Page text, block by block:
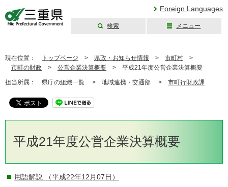
Foreign Languages
検索 メニュー
現在位置： トップページ > 県政・お知らせ情報 > 市町村 >
市町の財政 > 公営企業決算概要 > 平成21年度公営企業決算概要
担当所属： 県庁の組織一覧 > 地域連携・交通部 > 市町行財政課
平成21年度公営企業決算概要
用語解説 （平成22年12月07日）